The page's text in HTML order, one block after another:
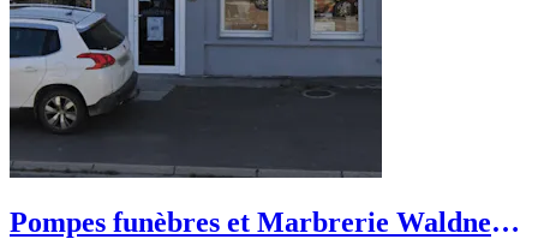
Pompes funèbres et Marbrerie Waldner-